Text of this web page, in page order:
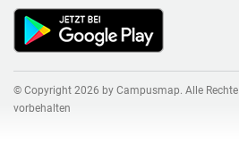
© Copyright 2026 by Campusmap. Alle Rechte
vorbehalten